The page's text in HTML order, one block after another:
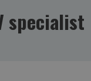
specialist